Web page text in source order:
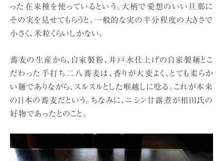
った在来種を使っているという。大柄で愛想のいい旦那に
その実を見せてもらうと、一般的な実の半分程度の大きさで
小さく、米粒くらいしかない。
蕎麦の生産から、自家製粉、井戸水仕上げの自家製麺とこ
だわった手打ち二八蕎麦は、香りが大変よく、とても柔らか
い麺でありながら、スルスルとした喉越しに唸る。これが本来
の日本の蕎麦だという。ちなみに、ニシン甘露煮が相田氏の
好物であったとのこと。